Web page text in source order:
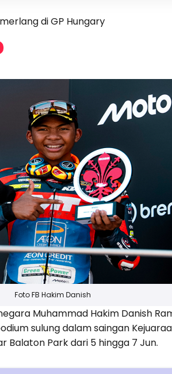
di GP Hungary
Foto FB Hakim Danish
Muhammad Hakim Danish
sulung dalam saingan
Balaton Park dari 5 hingga 7 Jun.